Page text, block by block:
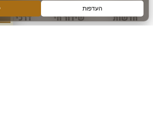
חדשות שידור חי דרכי